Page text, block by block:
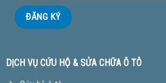
DỊCH VỤ CỨU HỘ & SỬA CHỮA Ô TÔ